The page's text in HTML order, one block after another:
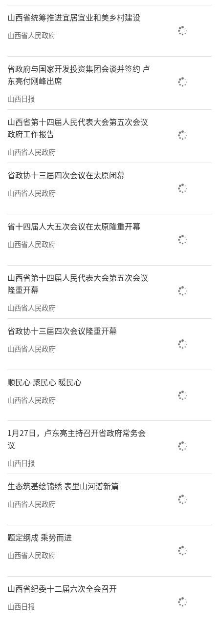
山西省统筹推进宜居宜业和美乡村建设
山西省人民政府
省政府与国家开发投资集团会谈并签约 卢
东亮付刚峰出席
山西日报
山西省第十四届人民代表大会第五次会议
政府工作报告
山西省人民政府
省政协十三届四次会议在太原闭幕
山西省人民政府
省十四届人大五次会议在太原隆重开幕
山西省人民政府
山西省第十四届人民代表大会第五次会议
隆重开幕
山西省人民政府
省政协十三届四次会议隆重开幕
山西省人民政府
顺民心 聚民心 暖民心
山西省人民政府
1月27日，卢东亮主持召开省政府常务会
议
山西日报
生态筑基绘锦绣 表里山河谱新篇
山西省人民政府
题定纲成 乘势而进
山西省人民政府
山西省纪委十二届六次全会召开
山西日报